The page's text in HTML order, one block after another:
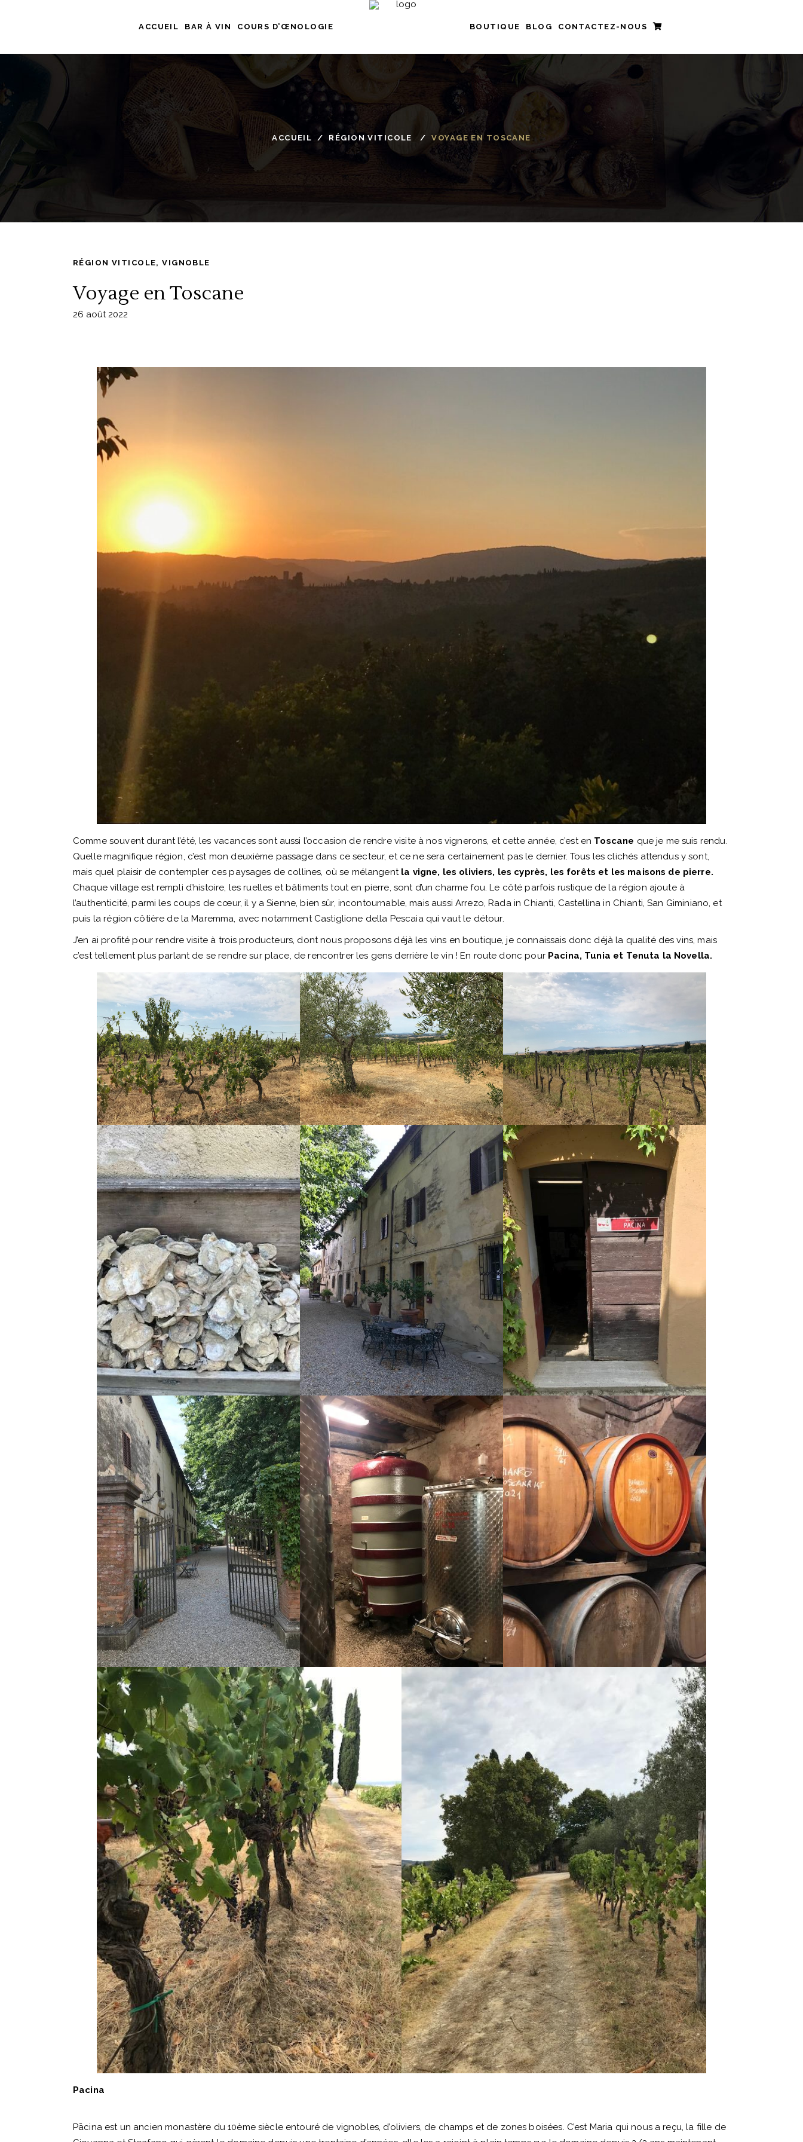
ACCUEIL BAR À VIN COURS D’ŒNOLOGIE BOUTIQUE BLOG CONTACTEZ-NOUS
ACCUEIL / RÉGION VITICOLE /VOYAGE EN TOSCANE
RÉGION VITICOLE,VIGNOBLE
Voyage en Toscane
26 août 2022
Comme souvent durant l’été, les vacances sont aussi l’occasion de rendre visite à nos vignerons, et cette année, c’est en Toscane que je me suis rendu.
Quelle magnifique région, c’est mon deuxième passage dans ce secteur, et ce ne sera certainement pas le dernier. Tous les clichés attendus y sont,
mais quel plaisir de contempler ces paysages de collines, où se mélangentla vigne, les oliviers, les cyprès, les forêts et les maisons de pierre.
Chaque village est rempli d’histoire, les ruelles et bâtiments tout en pierre, sont d’un charme fou. Le côté parfois rustique de la région ajoute à
l’authenticité, parmi les coups de cœur, il y a Sienne, bien sûr, incontournable, mais aussi Arrezo, Rada in Chianti, Castellina in Chianti, San Giminiano, et
puis la région côtière de la Maremma, avec notamment Castiglione della Pescaia qui vaut le détour.
J’en ai profité pour rendre visite à trois producteurs, dont nous proposons déjà les vins en boutique, je connaissais donc déjà la qualité des vins, mais
c’est tellement plus parlant de se rendre sur place, de rencontrer les gens derrière le vin ! En route donc pour Pacina, Tunia et Tenuta la Novella.
Pacina
Pācina est un ancien monastère du 10ème siècle entouré de vignobles, d’oliviers, de champs et de zones boisées. C’est Maria qui nous a reçu, la fille de